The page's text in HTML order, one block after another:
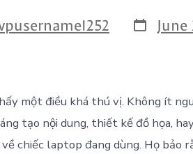
một điều khá thú vị. Không ít
tạo nội dung, thiết kế đồ họa,
chiếc laptop đang dùng. Họ bảo